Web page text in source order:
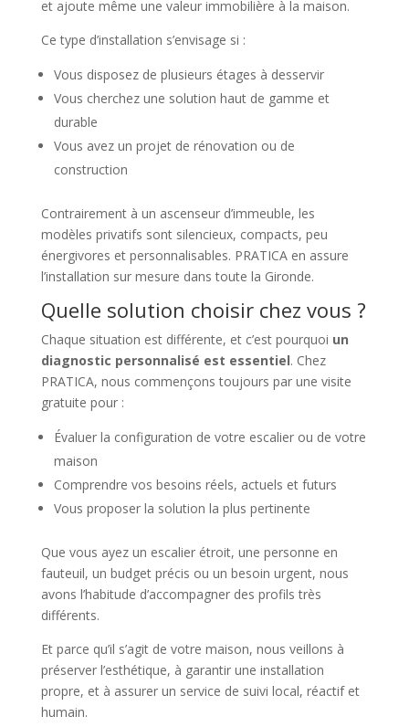
et ajoute même une valeur immobilière à la maison.
Ce type d’installation s’envisage si :
Vous disposez de plusieurs étages à desservir
Vous cherchez une solution haut de gamme et
durable
Vous avez un projet de rénovation ou de
construction
Contrairement à un ascenseur d’immeuble, les
modèles privatifs sont silencieux, compacts, peu
énergivores et personnalisables. PRATICA en assure
l’installation sur mesure dans toute la Gironde.
Quelle solution choisir chez vous ?
Chaque situation est différente, et c’est pourquoi un
diagnostic personnalisé est essentiel. Chez
PRATICA, nous commençons toujours par une visite
gratuite pour :
Évaluer la configuration de votre escalier ou de votre
maison
Comprendre vos besoins réels, actuels et futurs
Vous proposer la solution la plus pertinente
Que vous ayez un escalier étroit, une personne en
fauteuil, un budget précis ou un besoin urgent, nous
avons l’habitude d’accompagner des profils très
différents.
Et parce qu’il s’agit de votre maison, nous veillons à
préserver l’esthétique, à garantir une installation
propre, et à assurer un service de suivi local, réactif et
humain.